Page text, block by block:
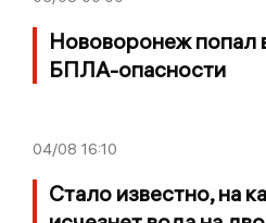
Нововоронеж попал
БПЛА-опасности
04/08 16:10
Стало известно, на